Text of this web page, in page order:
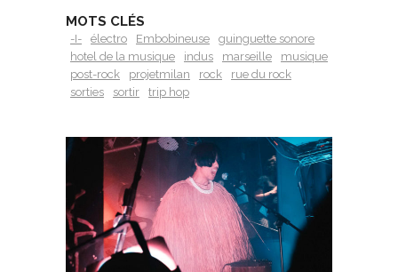
MOTS CLÉS
-I- électro Embobineuse
guinguette sonore
hotel de la musique
indus marseille
musique
post-rock
projetmilan rock
rue du rock
sorties
sortir trip hop